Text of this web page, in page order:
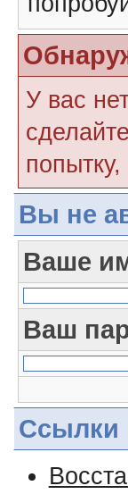
У вас
Вы не
Ваше
Ваш
Ссылки